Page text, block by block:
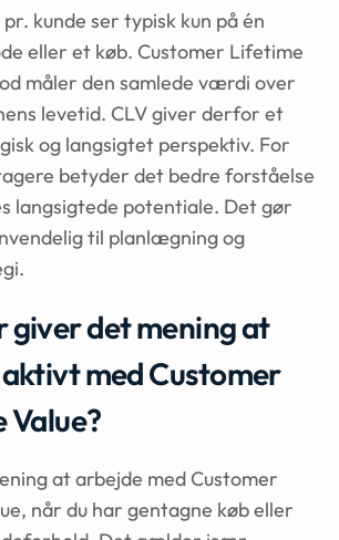
kunde ser typisk kun på én
eller et køb. Customer Lifetime
måler den samlede værdi over
levetid. CLV giver derfor et
og langsigtet perspektiv. For
betyder det bedre forståelse
langsigtede potentiale. Det gør
til planlægning og
giver det mening at
med Customer
at arbejde med Customer
når du har gentagne køb eller